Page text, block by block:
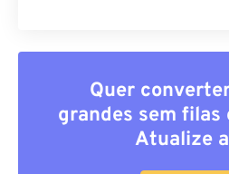
Quer
grandes sem filas
Atualize